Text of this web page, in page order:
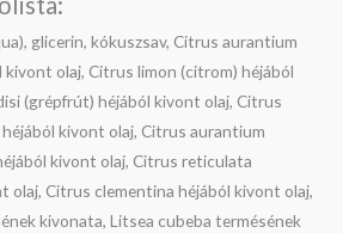
glicerin, kókuszsav, Citrus aurantium
kivont olaj, Citrus limon (citrom) héjából
(grépfrút) héjából kivont olaj, Citrus
kivont olaj, Citrus aurantium
kivont olaj, Citrus reticulata
olaj, Citrus clementina héjából kivont olaj,
kivonata, Litsea cubeba termésének